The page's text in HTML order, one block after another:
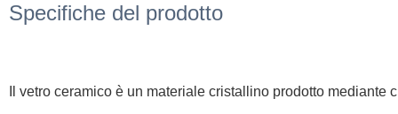
Specifiche del prodotto
Il vetro ceramico è un materiale cristallino prodotto